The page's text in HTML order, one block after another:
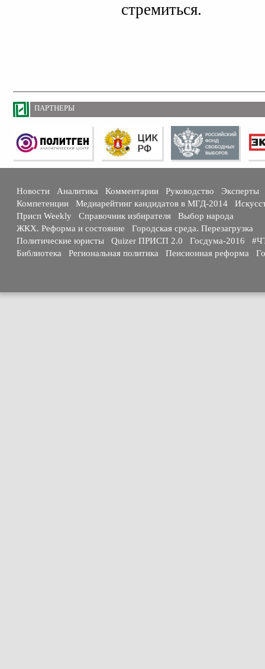
стремиться.
ПАРТНЕРЫ
Новости Аналитика Комментарии Руководство
Эксперты
Компетенции
Медиарейтинг кандидатов в МГД-2014
Присп Weekly
Справочник избирателя
Выбор народа
ЖКХ. Реформа и состояние
Городская среда. Перезагрузка
Политические юристы
Quizer ПРИСП 2.0 Госдума-2016
Библиотека
Региональная политика Пенсионная реформа